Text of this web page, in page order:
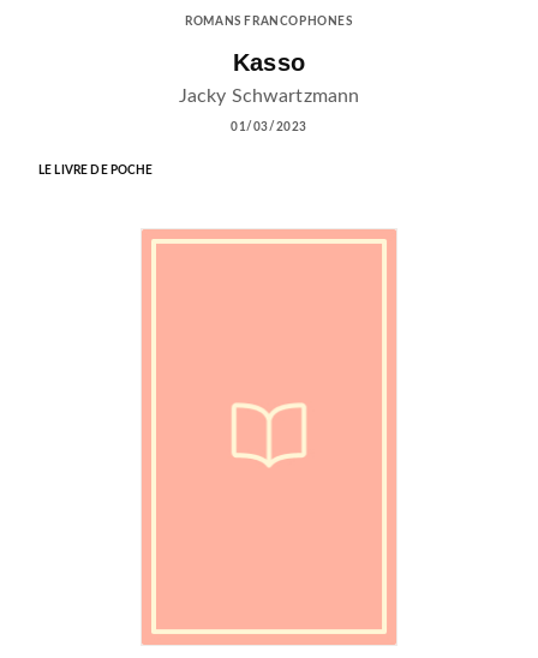
ROMANS FRANCOPHONES
Kasso
Jacky Schwartzmann
01/03/2023
LE LIVRE DE POCHE